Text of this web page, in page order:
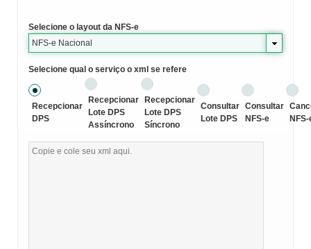
Selecione o layout da NFS-e
NFS-e Nacional
Selecione qual o serviço o xml se refere
Recepcionar
DPS
Recepcionar
Lote DPS
Assíncrono
Recepcionar
Lote DPS
Síncrono
Consultar
Lote DPS
Consultar
NFS-e
NFS-